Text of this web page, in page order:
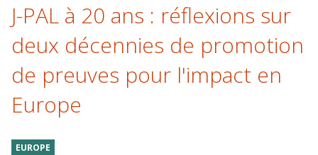
J-PAL à 20 ans : réflexions sur
deux décennies de promotion
de preuves pour l'impact en
Europe
EUROPE